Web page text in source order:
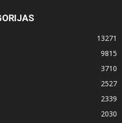
13271
9815
3710
2527
2339
2030